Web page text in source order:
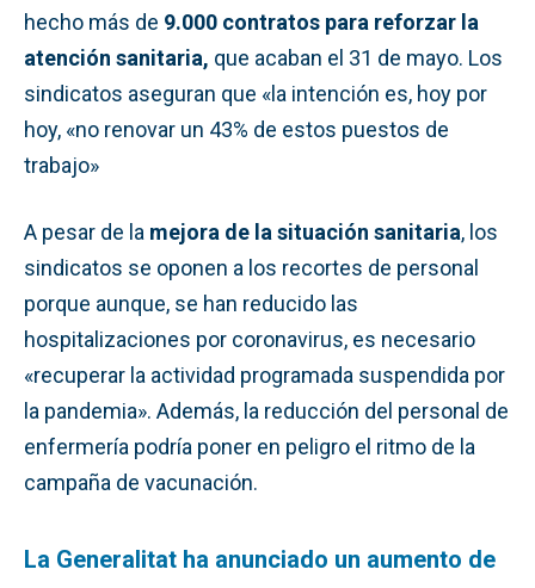
hecho más de 9.000 contratos para reforzar la
atención sanitaria, que acaban el 31 de mayo. Los
sindicatos aseguran que «la intención es, hoy por
hoy, «no renovar un 43% de estos puestos de
trabajo»
A pesar de la mejora de la situación sanitaria, los
sindicatos se oponen a los recortes de personal
porque aunque, se han reducido las
hospitalizaciones por coronavirus, es necesario
«recuperar la actividad programada suspendida por
la pandemia». Además, la reducción del personal de
enfermería podría poner en peligro el ritmo de la
campaña de vacunación.
La Generalitat ha anunciado un aumento de